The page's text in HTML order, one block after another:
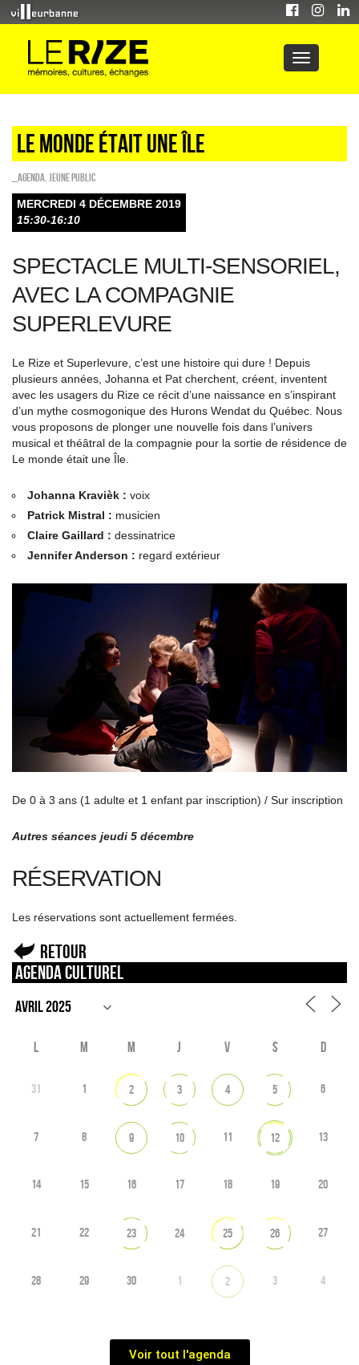
Le monde était une île
_Agenda Jeune public
MERCREDI 4 DÉCEMBRE 2019
15:30-16:10
SPECTACLE MULTI-SENSORIEL,
AVEC LA COMPAGNIE
SUPERLEVURE
Le Rize et Superlevure, c’est une histoire qui dure ! Depuis
plusieurs années, Johanna et Pat cherchent, créent, inventent
avec les usagers du Rize ce récit d’une naissance en s’inspirant
d’un mythe cosmogonique des Hurons Wendat du Québec. Nous
vous proposons de plonger une nouvelle fois dans l’univers
musical et théâtral de la compagnie pour la sortie de résidence de
Le monde était une Île.
Johanna Kravièk : voix
Patrick Mistral : musicien
Claire Gaillard : dessinatrice
Jennifer Anderson : regard extérieur
De 0 à 3 ans (1 adulte et 1 enfant par inscription) / Sur inscription
Autres séances jeudi 5 décembre
RÉSERVATION
Les réservations sont actuellement fermées.
Retour
Agenda culturel
L M M J V S D
31 1 2 3 4 5 6
7 8 9 10 11 12 13
14 15 16 17 18 19 20
21 22 23 24 25 26 27
28 29 30 1 2 3 4
Voir tout l'agenda